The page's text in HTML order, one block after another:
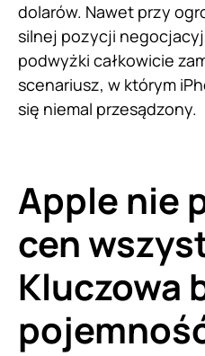
dolarów. Nawet przy
silnej pozycji
podwyżki całkowicie
scenariusz, w którym
się niemal przesądzony.
Apple nie
cen
Kluczowa